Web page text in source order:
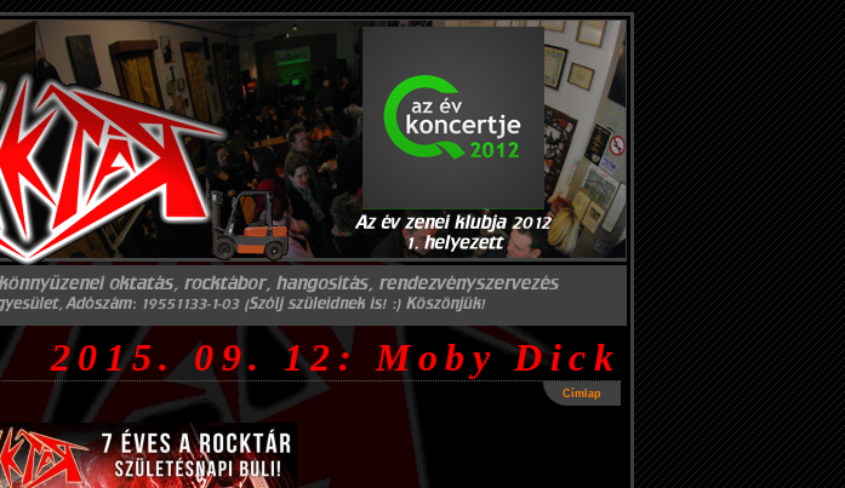
2015. 09. 12: Moby Dick
Címlap